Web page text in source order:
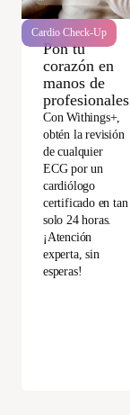
Cardio Check-Up
Pon tu
corazón en
manos de
profesionales
Con Withings+,
obtén la revisión
de cualquier
ECG por un
cardiólogo
certificado en tan
solo 24 horas.
¡Atención
experta, sin
esperas!